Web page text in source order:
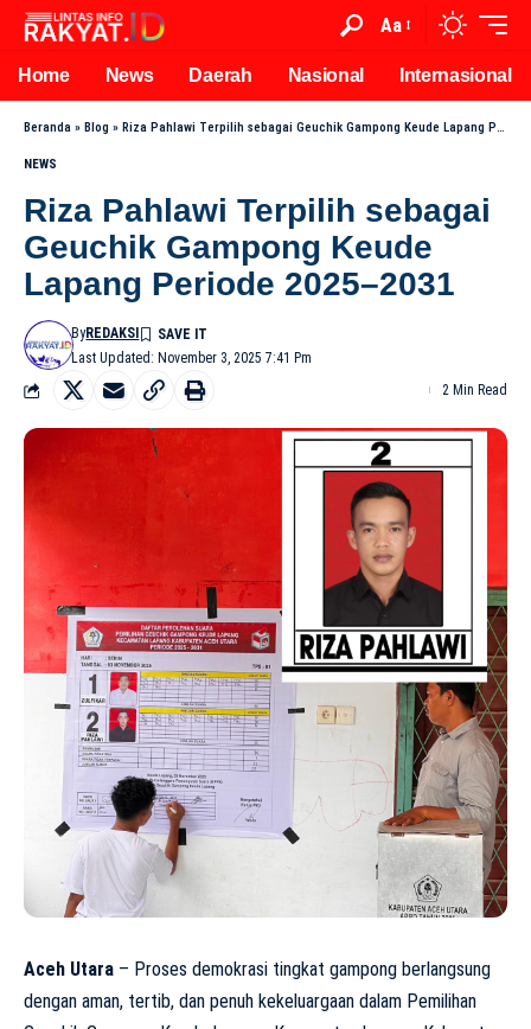
Aa
Home News Daerah Nasional Internasional
Beranda » Blog » Riza Pahlawi Terpilih sebagai Geuchik Gampong Keude Lapang Periode 2025–2031
NEWS
Riza Pahlawi Terpilih sebagai
Geuchik Gampong Keude
Lapang Periode 2025–2031
Last Updated: November 3, 2025 7:41 Pm
ByREDAKSI
2 Min Read
Aceh Utara – Proses demokrasi tingkat gampong berlangsung
dengan aman, tertib, dan penuh kekeluargaan dalam Pemilihan